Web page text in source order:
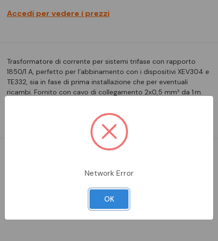
Accedi per vedere i prezzi
Trasformatore di corrente per sistemi trifase con rapporto
1850/1 A, perfetto per l’abbinamento con i dispositivi XEV304 e
TE332, sia in fase di prima installazione che per eventuali
ricambi. Fornito con cavo di collegamento 2x0,5 mm² da 1 m.
Leggi la descrizione completa
Aggiungi alla comparazione
Network Error
OK